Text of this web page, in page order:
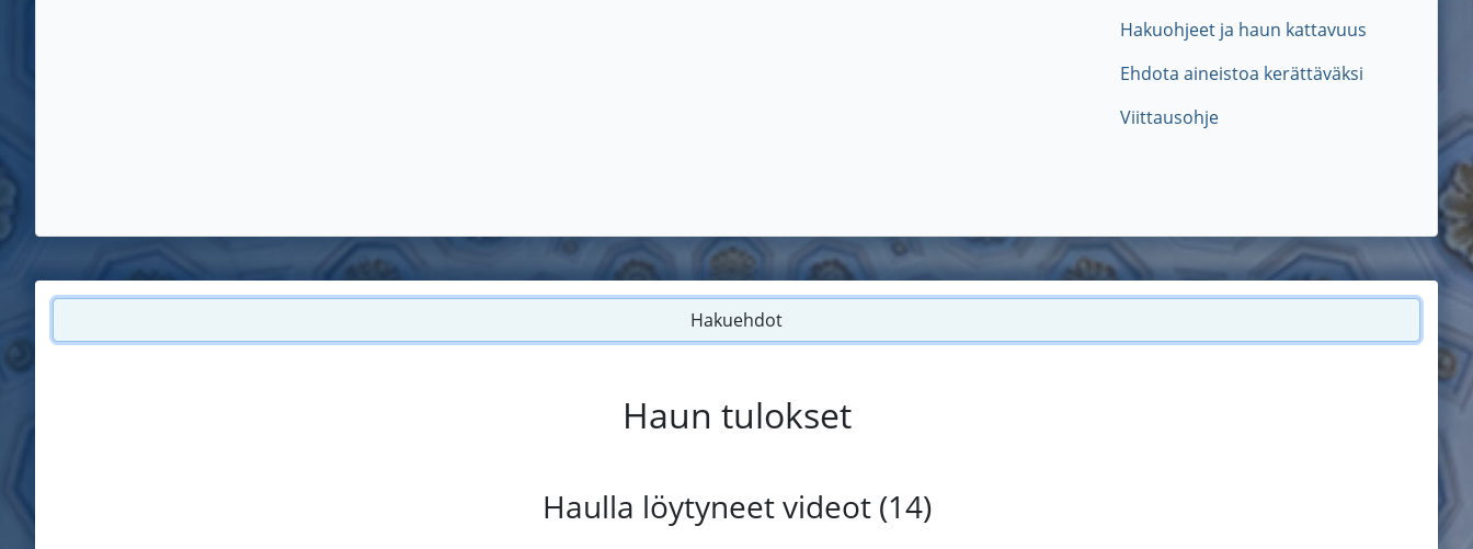
Hakuohjeet ja haun kattavuus
Ehdota aineistoa kerättäväksi
Viittausohje
Hakuehdot
Haun tulokset
Haulla löytyneet videot (14)